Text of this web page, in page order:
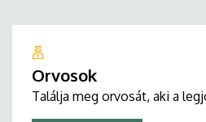
Orvosok
Találja meg orvosát, aki a